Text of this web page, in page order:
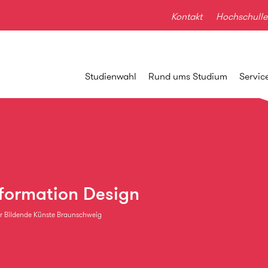
Kontakt
Studienwahl Rund ums Studium
Design
Bildende Künste Braunschweig